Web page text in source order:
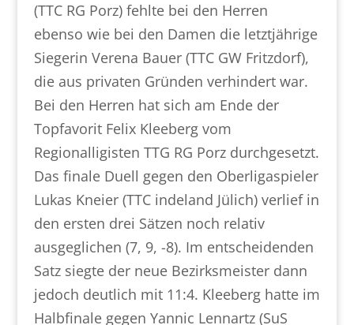
(TTC RG Porz) fehlte bei den Herren
ebenso wie bei den Damen die letztjährige
Siegerin Verena Bauer (TTC GW Fritzdorf),
die aus privaten Gründen verhindert war.
Bei den Herren hat sich am Ende der
Topfavorit Felix Kleeberg vom
Regionalligisten TTG RG Porz durchgesetzt.
Das finale Duell gegen den Oberligaspieler
Lukas Kneier (TTC indeland Jülich) verlief in
den ersten drei Sätzen noch relativ
ausgeglichen (7, 9, -8). Im entscheidenden
Satz siegte der neue Bezirksmeister dann
jedoch deutlich mit 11:4. Kleeberg hatte im
Halbfinale gegen Yannic Lennartz (SuS